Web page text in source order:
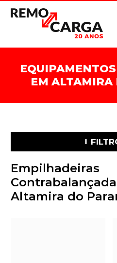
EM ALTAMIRA
Empilhadeiras
Altamira do